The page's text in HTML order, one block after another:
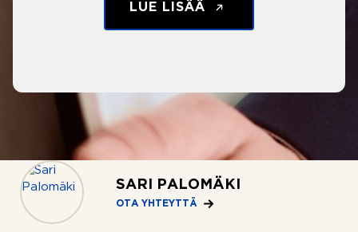
SARI PALOMÄKI
OTA YHTEYTTÄ
LUE LISÄÄ